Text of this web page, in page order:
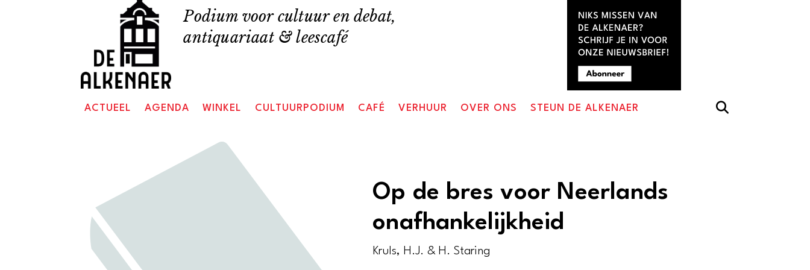
Podium voor cultuur en debat,
antiquariaat & leescafé
ACTUEEL AGENDA WINKEL CULTUURPODIUM CAFÉ VERHUUR OVER ONS STEUN DE ALKENAER
Op de bres voor Neerlands
onafhankelijkheid
Kruls, H.J. & H. Staring